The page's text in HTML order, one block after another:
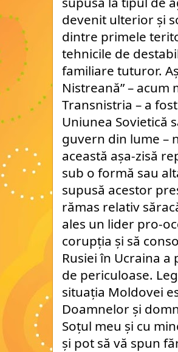
devenit ulterior și
dintre primele
tehnicile de
familiare tuturor.
Nistreană” –
Transnistria – a
Uniunea Sovietică
guvern din lume –
această așa-zisă
sub o formă sau
supusă acestor
rămas relativ
ales un lider pro-
corupția și să
Rusiei în Ucraina
de periculoase.
situația Moldovei
Doamnelor și
Soțul meu și cu
și pot să vă spun